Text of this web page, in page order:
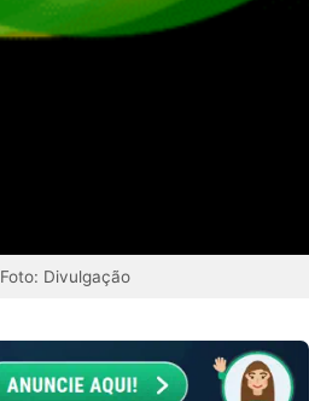
Foto: Divulgação